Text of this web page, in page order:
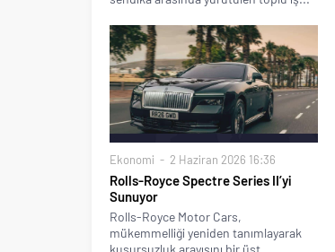
Ekonomi 2 Haziran 2026 16:36
Rolls-Royce Spectre Series II’yi
Sunuyor
Rolls-Royce Motor Cars,
mükemmelliği yeniden tanımlayarak